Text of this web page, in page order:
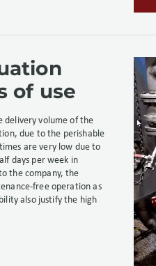
of use
delivery volume of the
due to the perishable
are very low due to
days per week in
the company, the
free operation as
also justify the high